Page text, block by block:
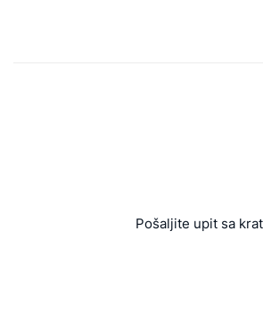
Pošaljite upit sa